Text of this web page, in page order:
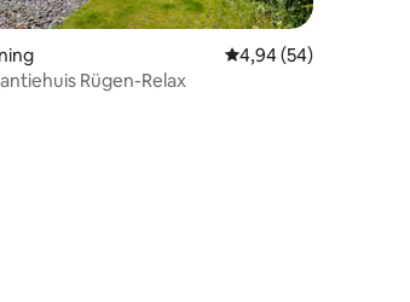
van 5 op 5, 11 recensies
Gemiddelde
4,94 (54)
Rügen-Relax